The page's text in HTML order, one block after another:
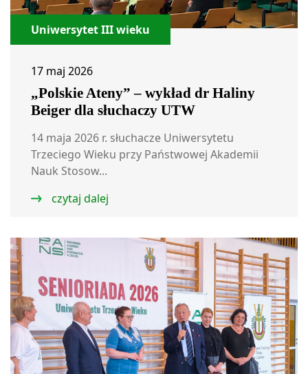
Uniwersytet III wieku
17 maj 2026
„Polskie Ateny” – wykład dr Haliny
Beiger dla słuchaczy UTW
14 maja 2026 r. słuchacze Uniwersytetu
Trzeciego Wieku przy Państwowej Akademii
Nauk Stosow...
czytaj dalej